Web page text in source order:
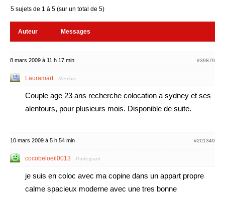
5 sujets de 1 à 5 (sur un total de 5)
Auteur Messages
8 mars 2009 à 11 h 17 min #39879
Lauramart Membre
Couple age 23 ans recherche colocation a sydney et ses
alentours, pour plusieurs mois. Disponible de suite.
10 mars 2009 à 5 h 54 min #201349
cocobeloeil0013 Participant
je suis en coloc avec ma copine dans un appart propre
calme spacieux moderne avec une tres bonne